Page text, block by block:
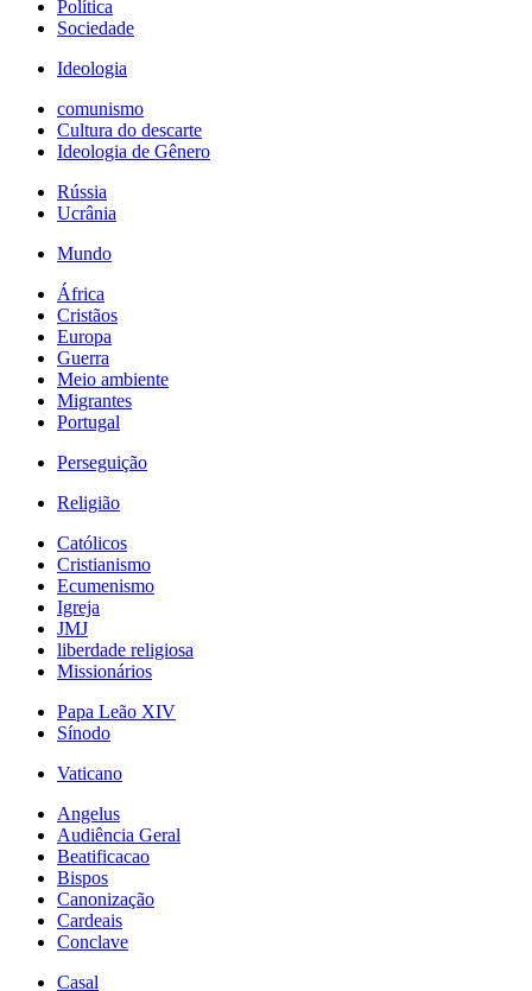
Política
Sociedade
Ideologia
comunismo
Cultura do descarte
Ideologia de Gênero
Rússia
Ucrânia
Mundo
África
Cristãos
Europa
Guerra
Meio ambiente
Migrantes
Portugal
Perseguição
Religião
Católicos
Cristianismo
Ecumenismo
Igreja
JMJ
liberdade religiosa
Missionários
Papa Leão XIV
Sínodo
Vaticano
Angelus
Audiência Geral
Beatificacao
Bispos
Canonização
Cardeais
Conclave
Casal